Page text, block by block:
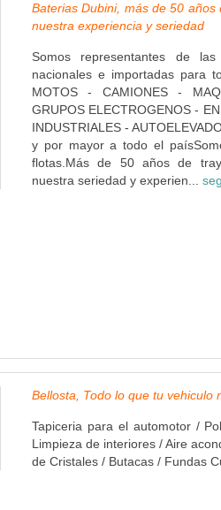
Baterias Dubini, más de 50
nuestra experiencia y seriedad
Somos representantes de
nacionales e importadas para
MOTOS - CAMIONES -
GRUPOS ELECTROGENOS -
INDUSTRIALES -
y por mayor a todo el
flotas.Más de 50 años de
nuestra seriedad y experien...
Bellosta, Todo lo que tu vehiculo
Tapiceria para el automotor /
Limpieza de interiores / Aire
de Cristales / Butacas / Fundas